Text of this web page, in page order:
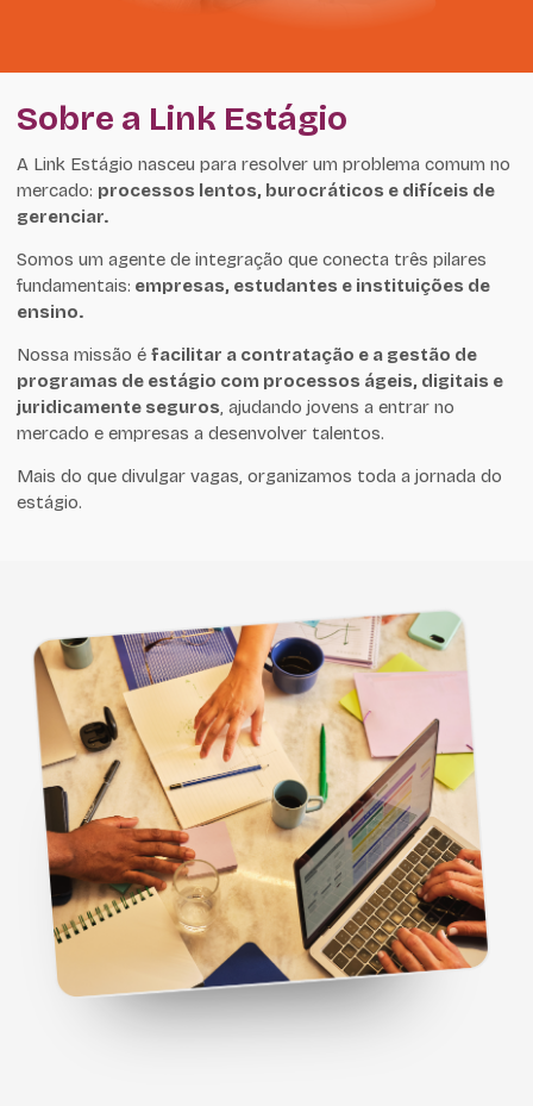
Sobre a Link Estágio
A Link Estágio nasceu para resolver um problema comum no
mercado: processos lentos, burocráticos e difíceis de
gerenciar.
Somos um agente de integração que conecta três pilares
fundamentais: empresas, estudantes e instituições de
ensino.
Nossa missão é facilitar a contratação e a gestão de
programas de estágio com processos ágeis, digitais e
juridicamente seguros, ajudando jovens a entrar no
mercado e empresas a desenvolver talentos.
Mais do que divulgar vagas, organizamos toda a jornada do
estágio.